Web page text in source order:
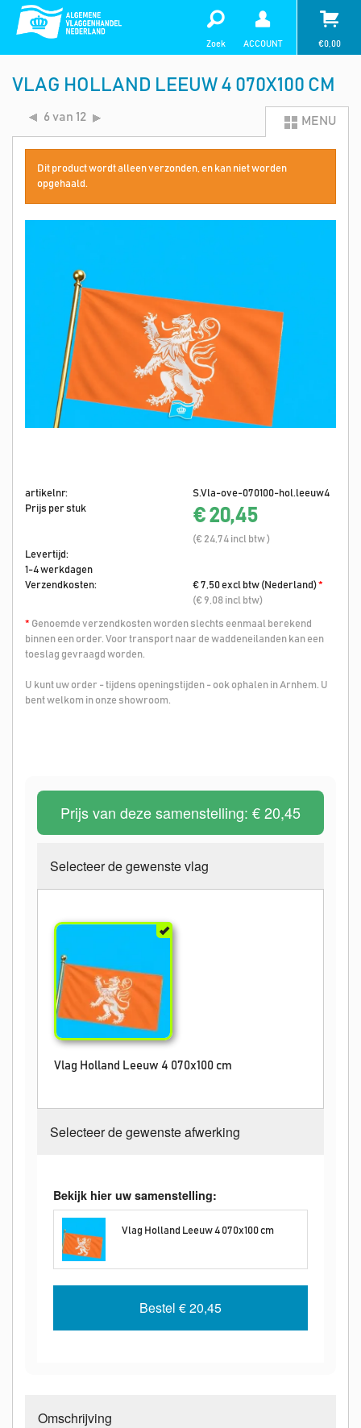
Zoek ACCOUNT €0,00
VLAG HOLLAND LEEUW 4 070X100 CM
6 van 12 MENU
Dit product wordt alleen verzonden, en kan niet worden
opgehaald.
artikelnr:
S.Vla-ove-070100-hol.leeuw4
Prijs per stuk
€ 20,45
(€ 24,74 incl btw )
Levertijd:
1-4 werkdagen
Verzendkosten:
€ 7,50 excl btw (Nederland)*
(€ 9,08 incl btw)
* Genoemde verzendkosten worden slechts eenmaal berekend
binnen een order. Voor transport naar de waddeneilanden kan een
toeslag gevraagd worden.
U kunt uw order - tijdens openingstijden - ook ophalen in Arnhem. U
bent welkom in onze showroom.
Prijs van deze samenstelling: € 20,45
Selecteer de gewenste vlag
Vlag Holland Leeuw 4 070x100 cm
Selecteer de gewenste afwerking
Bekijk hier uw samenstelling:
Vlag Holland Leeuw 4 070x100 cm
Bestel € 20,45
Omschrijving